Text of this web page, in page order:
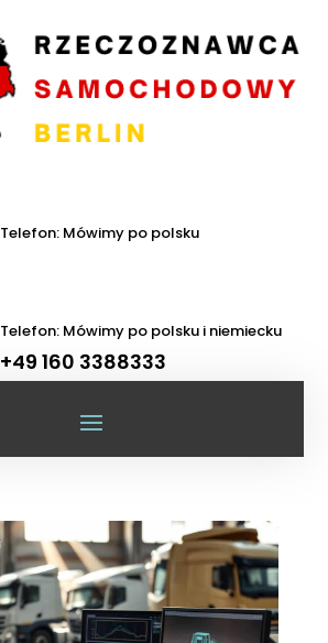
Telefon: Mówimy po polsku
Telefon: Mówimy po polsku i niemiecku
+49 160 3388333